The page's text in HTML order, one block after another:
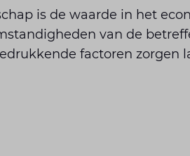
is de waarde in het
van de
factoren zorgen